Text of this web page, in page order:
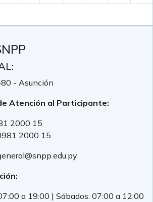
- Asunción
Atención al Participante:
2000 15
2000 15
a 19:00 | Sábados: 07:00 a 12:00